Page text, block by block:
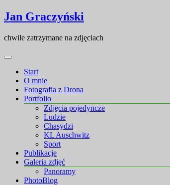
Skip
to
Skip
to
Jan Graczyński
chwile zatrzymane na zdjęciach
Start
O mnie
Fotografia z Drona
Portfolio
Zdjęcia pojedyncze
Ludzie
Chasydzi
KL Auschwitz
Sport
Publikacje
Galeria zdjęć
Panoramy
PhotoBlog